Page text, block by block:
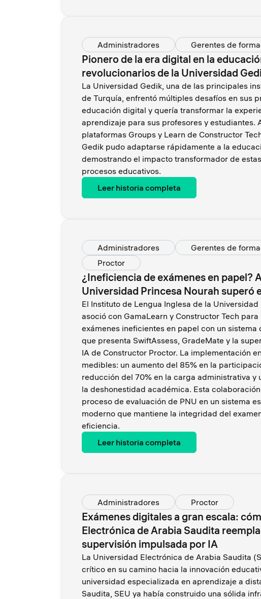
Administradores Gerentes de
Pionero de la era digital en la
revolucionarios de la Universidad
La Universidad Gedik, una de las principales
de Turquía, enfrentó múltiples desafíos en sus
educación digital y quería transformar la
aprendizaje para sus profesores y estudiantes.
plataformas Groups y Learn de Constructor
Gedik pudo adaptarse rápidamente a la
demostrando el impacto transformador de
procesos educativos.
Leer historia completa
Administradores
Gerentes de
Proctor
¿Ineficiencia de exámenes en papel?
Universidad Princesa Nourah superó
El Instituto de Lengua Inglesa de la Universidad
asoció con GamaLearn y Constructor Tech
exámenes ineficientes en papel con un sistema
que presenta SwiftAssess, GradeMate y la
IA de Constructor Proctor. La implementación
medibles: un aumento del 85% en la
reducción del 70% en la carga administrativa y
la deshonestidad académica. Esta
proceso de evaluación de PNU en un sistema
moderno que mantiene la integridad del
eficiencia.
Leer historia completa
Administradores Proctor
Exámenes digitales a gran escala:
Electrónica de Arabia Saudita
supervisión impulsada por IA
La Universidad Electrónica de Arabia Saudita
crítico en su camino hacia la innovación
universidad especializada en aprendizaje a
Saudita, SEU ya había construido una sólida